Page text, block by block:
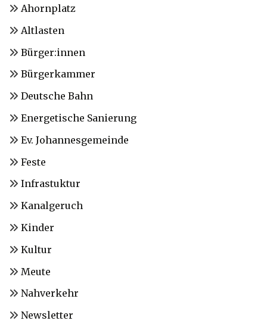
Ahornplatz
Altlasten
Bürger:innen
Bürgerkammer
Deutsche Bahn
Energetische Sanierung
Ev. Johannesgemeinde
Feste
Infrastuktur
Kanalgeruch
Kinder
Kultur
Meute
Nahverkehr
Newsletter